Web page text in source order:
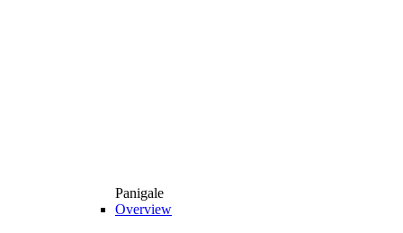
Panigale
Overview